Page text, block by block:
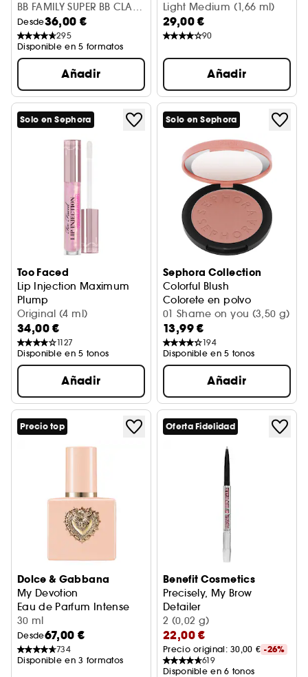
BB FAMILY SUPER BB CLAIR
40ML
Desde36,00 €
295
Disponible en 5 formatos
Añadir
Light Medium (1,66 ml)
29,00 €
90
Añadir
Solo en Sephora
Too Faced
Lip Injection Maximum
Plump
Brillo Labial Voluminizador
Original (4 ml)
34,00 €
1127
Disponible en 5 tonos
Añadir
Solo en Sephora
Sephora Collection
Colorful Blush
Colorete en polvo
01 Shame on you (3,50 g)
13,99 €
194
Disponible en 5 tonos
Añadir
Precio top
Dolce & Gabbana
My Devotion
Eau de Parfum Intense
30 ml
Desde67,00 €
734
Disponible en 3 formatos
Oferta Fidelidad
Benefit Cosmetics
Precisely, My Brow
Detailer
Lápiz de cejas
2 (0,02 g)
22,00 €
Precio original: 30,00 € -26%
619
Disponible en 6 tonos